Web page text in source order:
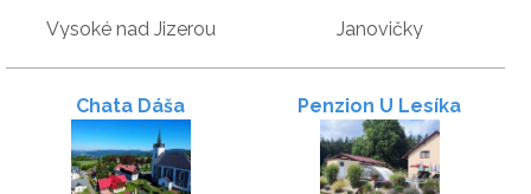
Vysoké nad Jizerou Janovičky
Chata Dáša Penzion U Lesíka